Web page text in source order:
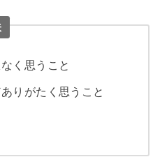
く思うこと
りがたく思うこと